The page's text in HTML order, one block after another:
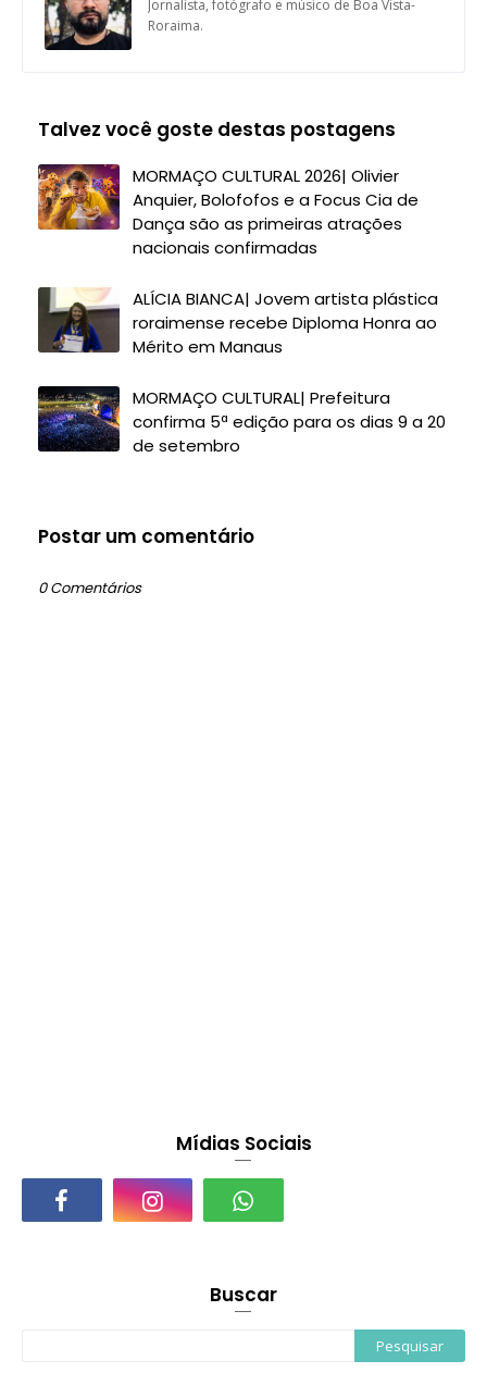
Jornalista, fotógrafo e músico de Boa Vista-
Roraima.
Talvez você goste destas postagens
MORMAÇO CULTURAL 2026| Olivier
Anquier, Bolofofos e a Focus Cia de
Dança são as primeiras atrações
nacionais confirmadas
ALÍCIA BIANCA| Jovem artista plástica
roraimense recebe Diploma Honra ao
Mérito em Manaus
MORMAÇO CULTURAL| Prefeitura
confirma 5ª edição para os dias 9 a 20
de setembro
Postar um comentário
0 Comentários
Mídias Sociais
Buscar